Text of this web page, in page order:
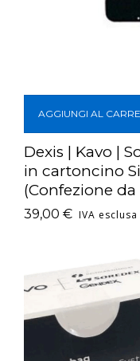
AGGIUNGI AL
Dexis | Kavo |
in cartoncino
(Confezione da
39,00 € IVA esclusa